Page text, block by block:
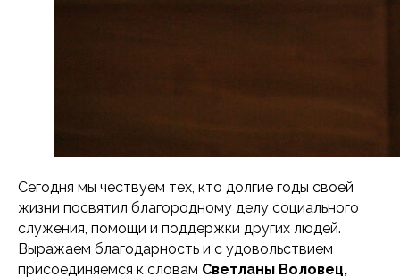
Сегодня мы чествуем тех, кто долгие годы своей
жизни посвятил благородному делу социального
служения, помощи и поддержки других людей.
Выражаем благодарность и с удовольствием
присоединяемся к словам Светланы Воловец,